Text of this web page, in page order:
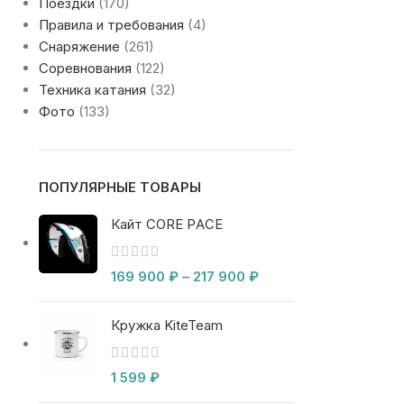
Поездки (170)
Правила и требования (4)
Снаряжение (261)
Соревнования (122)
Техника катания (32)
Фото (133)
ПОПУЛЯРНЫЕ ТОВАРЫ
Кайт CORE PACE
169 900 ₽ – 217 900 ₽
Кружка KiteTeam
1 599 ₽